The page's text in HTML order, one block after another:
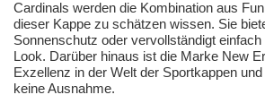
Cardinals werden die Kombination aus
dieser Kappe zu schätzen wissen. Sie
Sonnenschutz oder vervollständigt
Look. Darüber hinaus ist die Marke New
Exzellenz in der Welt der Sportkappen
keine Ausnahme.